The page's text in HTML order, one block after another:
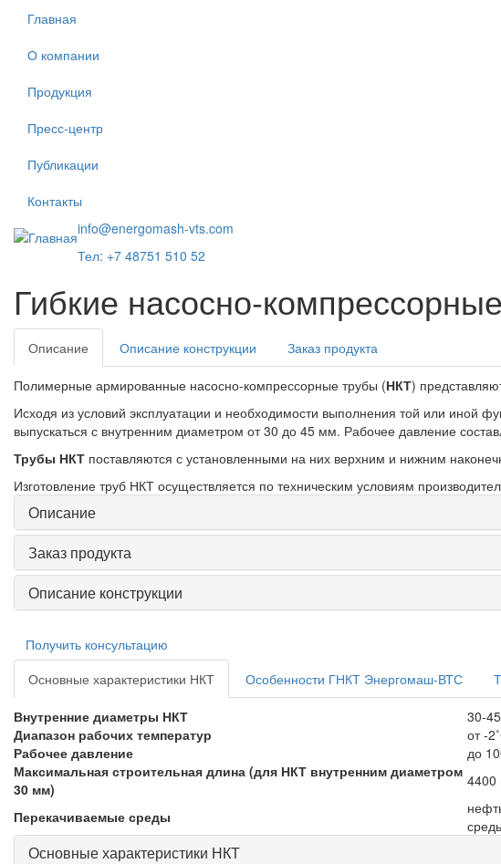
содержанию
Главная
О компании
Продукция
Пресс-центр
Публикации
Контакты
info@energomash-vts.com
Тел: +7 48751 510 52
Гибкие насосно-
Описание Описание конструкции Заказ продукта
Полимерные армированные насосно-компрессорные трубы (НКТ)
Исходя из условий эксплуатации и необходимости выполнения той или иной
выпускаться с внутренним диаметром от 30 до 45 мм. Рабочее давление
Трубы НКТ поставляются с установленными на них верхним и нижним
Изготовление труб НКТ осуществляется по техническим условиям
Описание
Заказ продукта
Описание конструкции
Получить консультацию
Основные характеристики НКТ
Особенности ГНКТ Энергомаш-ВТС
Внутренние диаметры НКТ
30-
Диапазон рабочих температур
от -
Рабочее давление
до
Максимальная строительная длина (для НКТ внутренним диаметром
30 мм)
4400
Перекачиваемые среды
Основные характеристики НКТ